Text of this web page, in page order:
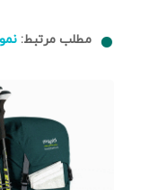
مطلب مرتبط: